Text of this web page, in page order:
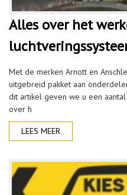
Alles over het
Met de merken Arnott en
uitgebreid pakket aan
dit artikel geven we u een
over h
LEES MEER